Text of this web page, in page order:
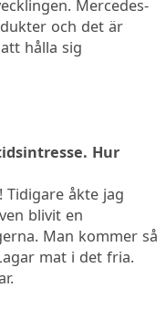
Mercedes-
och det är
hålla sig
Hur
åkte jag
blivit en
Man kommer så
mat i det fria.